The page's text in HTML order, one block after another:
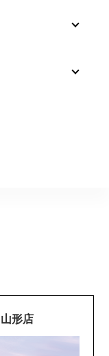
は時間指定不
ます。返送希
お送りくださ
形店